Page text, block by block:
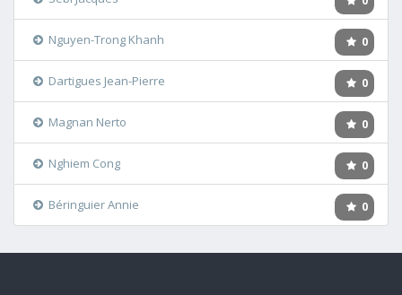
0
Nguyen-Trong Khanh
0
Dartigues Jean-Pierre
0
Magnan Nerto
0
Nghiem Cong
0
Béringuier Annie